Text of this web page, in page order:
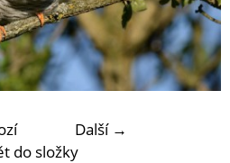
Další →
do složky